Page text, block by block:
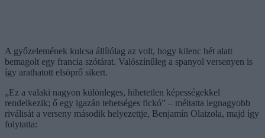
A győzelemének kulcsa állítólag az volt, hogy kilenc hét alatt
bemagolt egy francia szótárat. Valószínűleg a spanyol versenyen is
így arathatott elsöprő sikert.
„Ez a valaki nagyon különleges, hihetetlen képességekkel
rendelkezik; ő egy igazán tehetséges fickó” – méltatta legnagyobb
riválisát a verseny második helyezettje, Benjamín Olaizola, majd így
folytatta: